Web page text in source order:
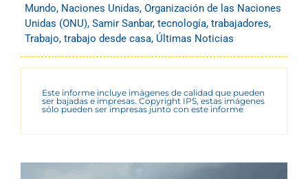
Mundo, Naciones Unidas, Organización de las Naciones
Unidas (ONU), Samir Sanbar, tecnología, trabajadores,
Trabajo, trabajo desde casa, Últimas Noticias
Este informe incluye imágenes de calidad que pueden
ser bajadas e impresas. Copyright IPS, estas imágenes
sólo pueden ser impresas junto con este informe